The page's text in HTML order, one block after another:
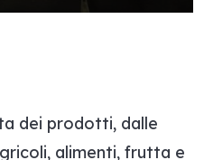
dei prodotti, dalle
alimenti, frutta e